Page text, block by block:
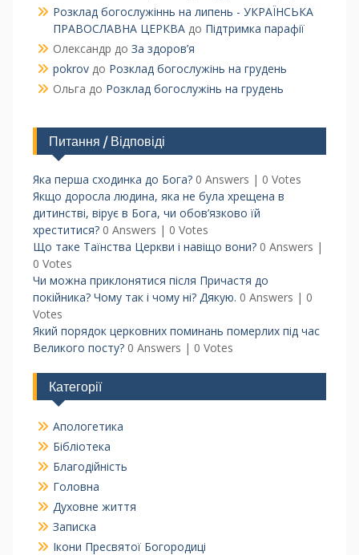
Розклад богослужіннь на липень - УКРАЇНСЬКА
ПРАВОСЛАВНА ЦЕРКВАдо Підтримка парафії
Олександр до За здоров’я
pokrovдо Розклад богослужінь на грудень
Ольга до Розклад богослужінь на грудень
Питання / Відповіді
Яка перша сходинка до Бога? 0 Answers | 0 Votes
Якщо доросла людина, яка не була хрещена в
дитинстві, вірує в Бога, чи обов’язково їй
хреститися? 0 Answers | 0 Votes
Що таке Таїнства Церкви і навіщо вони? 0 Answers |
0 Votes
Чи можна приклонятися після Причастя до
покійника? Чому так і чому ні? Дякую. 0 Answers | 0
Votes
Який порядок церковних поминань померлих під час
Великого посту? 0 Answers | 0 Votes
Категорії
Апологетика
Бібліотека
Благодійність
Головна
Духовне життя
Записка
Ікони Пресвятої Богородиці